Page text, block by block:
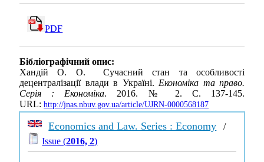
PDF
Бібліографічний опис:
Хандій О. О. Сучасний стан та особливості
децентралізації влади в Україні. Економіка та право.
Серія : Економіка. 2016. № 2. С. 137-145.
URL: http://jnas.nbuv.gov.ua/article/UJRN-0000568187
Economics and Law. Series : Economy /
Issue (2016, 2)